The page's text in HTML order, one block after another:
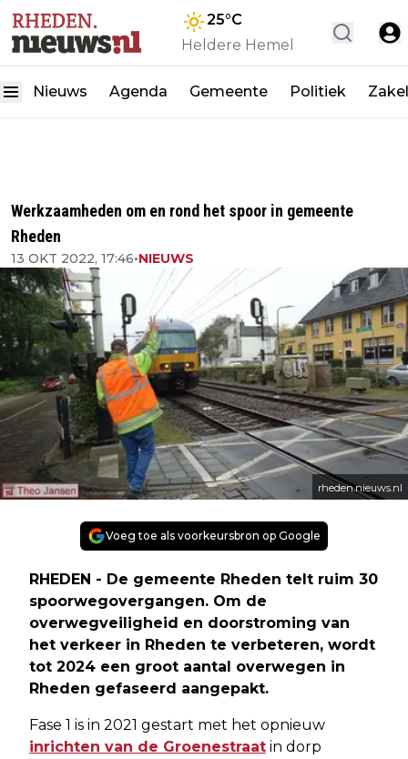
25°C
Heldere Hemel
Nieuws Agenda Gemeente Politiek
Werkzaamheden om en rond het spoor in gemeente
Rheden
13 OKT 2022, 17:46•NIEUWS
rheden.nieuws.nl
Voeg toe als voorkeursbron op Google
RHEDEN - De gemeente Rheden telt ruim 30
spoorwegovergangen. Om de
overwegveiligheid en doorstroming van
het verkeer in Rheden te verbeteren, wordt
tot 2024 een groot aantal overwegen in
Rheden gefaseerd aangepakt.
Fase 1 is in 2021 gestart met het opnieuw
inrichten van de Groenestraat in dorp